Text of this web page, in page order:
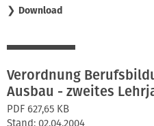
❯ Download
Verordnung
Ausbau - zweites
PDF 627,65 KB
Stand: 02.04.2004